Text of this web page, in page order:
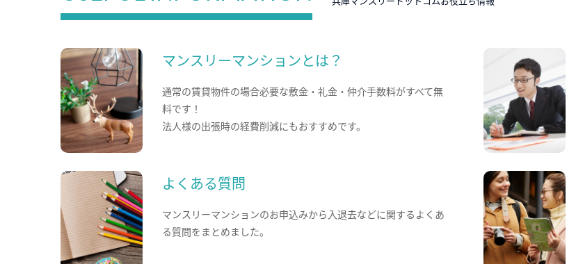
マンスリーマンションとは？
通常の賃貸物件の場合必要な敷金・礼金・仲介手数料がすべて無
料です！
法人様の出張時の経費削減にもおすすめです。
よくある質問
マンスリーマンションのお申込みから入退去などに関するよくあ
る質問をまとめました。